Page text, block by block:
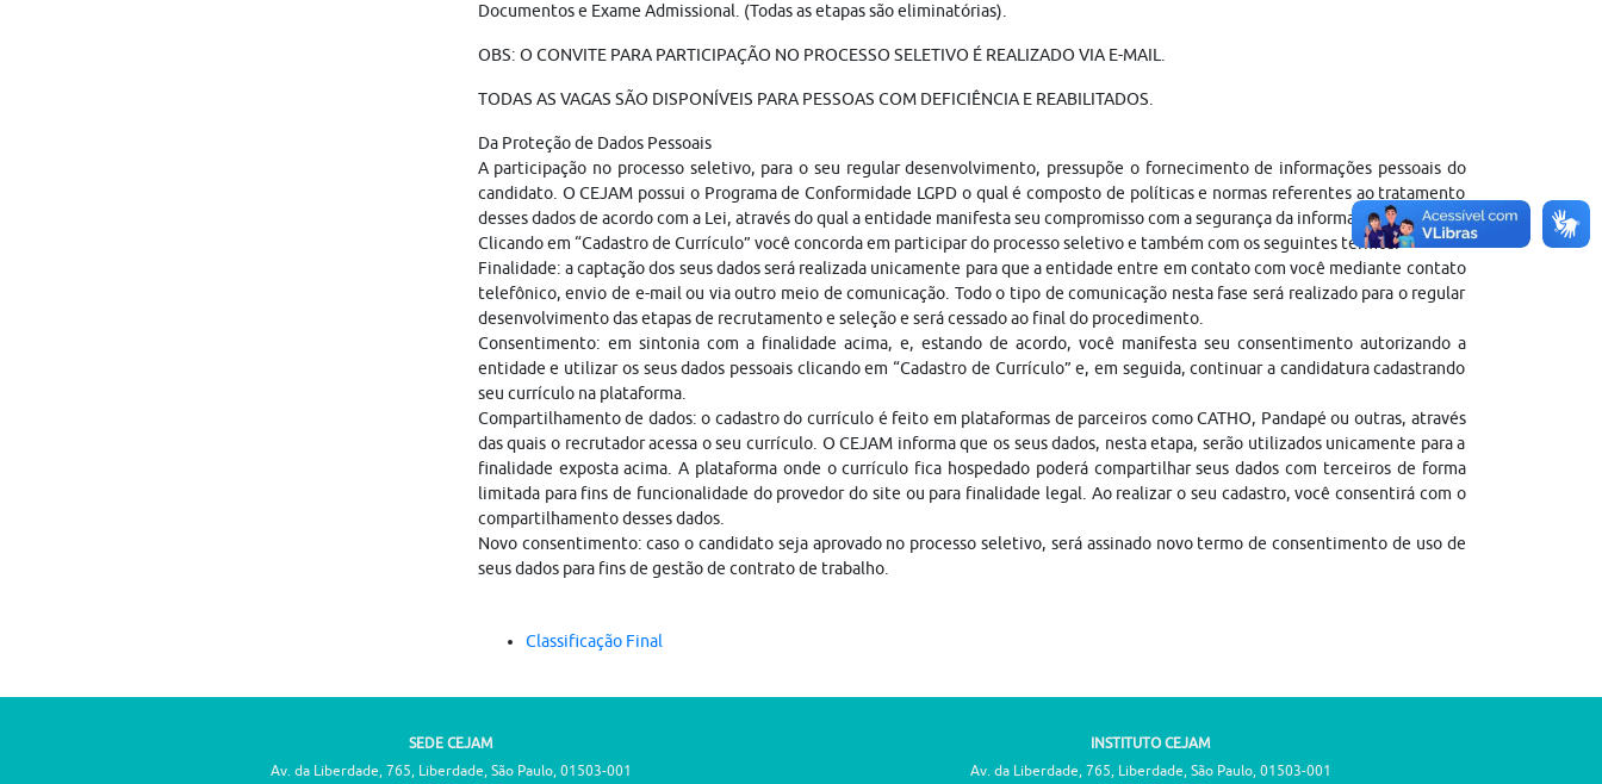
Documentos e Exame Admissional. (Todas as etapas são eliminatórias).
OBS: O CONVITE PARA PARTICIPAÇÃO NO PROCESSO SELETIVO É REALIZADO VIA E-MAIL.
TODAS AS VAGAS SÃO DISPONÍVEIS PARA PESSOAS COM DEFICIÊNCIA E REABILITADOS.
Da Proteção de Dados Pessoais
A participação no processo seletivo, para o seu regular desenvolvimento, pressupõe o fornecimento de informações pessoais do
candidato. O CEJAM possui o Programa de Conformidade LGPD o qual é composto de políticas e normas referentes ao tratamento
desses dados de acordo com a Lei, através do qual a entidade manifesta seu compromisso com a segurança da informação.
Clicando em “Cadastro de Currículo” você concorda em participar do processo seletivo e também com os seguintes termos:
Finalidade: a captação dos seus dados será realizada unicamente para que a entidade entre em contato com você mediante contato
telefônico, envio de e-mail ou via outro meio de comunicação. Todo o tipo de comunicação nesta fase será realizado para o regular
desenvolvimento das etapas de recrutamento e seleção e será cessado ao final do procedimento.
Consentimento: em sintonia com a finalidade acima, e, estando de acordo, você manifesta seu consentimento autorizando a
entidade e utilizar os seus dados pessoais clicando em “Cadastro de Currículo” e, em seguida, continuar a candidatura cadastrando
seu currículo na plataforma.
Compartilhamento de dados: o cadastro do currículo é feito em plataformas de parceiros como CATHO, Pandapé ou outras, através
das quais o recrutador acessa o seu currículo. O CEJAM informa que os seus dados, nesta etapa, serão utilizados unicamente para a
finalidade exposta acima. A plataforma onde o currículo fica hospedado poderá compartilhar seus dados com terceiros de forma
limitada para fins de funcionalidade do provedor do site ou para finalidade legal. Ao realizar o seu cadastro, você consentirá com o
compartilhamento desses dados.
Novo consentimento: caso o candidato seja aprovado no processo seletivo, será assinado novo termo de consentimento de uso de
seus dados para fins de gestão de contrato de trabalho.
Classificação Final
SEDE CEJAM
Av. da Liberdade, 765, Liberdade, São Paulo, 01503-001
INSTITUTO CEJAM
Av. da Liberdade, 765, Liberdade, São Paulo, 01503-001